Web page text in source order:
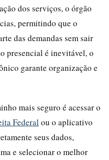
dos serviços, o órgão
permitindo que o
das demandas sem sair
presencial é inevitável, o
garante organização e
mais seguro é acessar o
Federal ou o aplicativo
seus dados,
e selecionar o melhor